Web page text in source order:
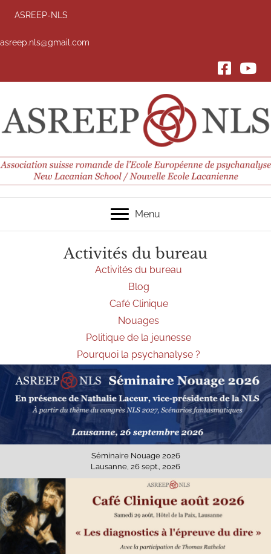
ASREEP-NLS
asreep.nls@gmail.com
FACEBOOK
Menu
Activités du bureau
Activités du bureau
Blog
Café Clinique
Nouages
Politique de la jeunesse
Pourquoi la psychanalyse ?
Séminaire Nouage 2026
Lausanne, 26 sept., 2026